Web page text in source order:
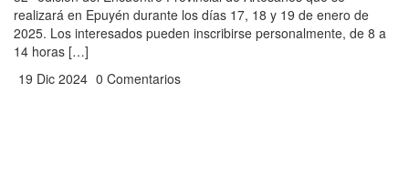
realizará en Epuyén durante los días 17, 18 y 19 de enero de
2025. Los interesados pueden inscribirse personalmente, de 8 a
14 horas […]
19 Dic 2024 0 Comentarios